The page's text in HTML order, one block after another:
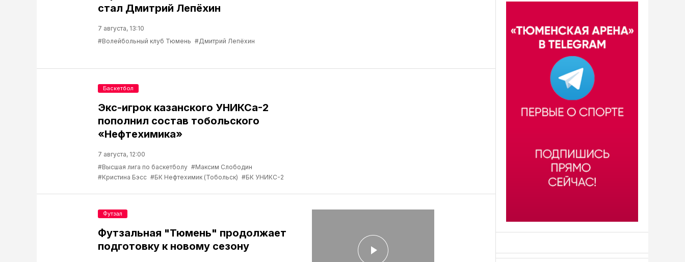
стал Дмитрий Лепёхин
7 августа, 13:10
#Волейбольный клуб Тюмень #Дмитрий Лепёхин
Экс-игрок казанского УНИКСа-2
пополнил состав тобольского
«Нефтехимика»
7 августа, 12:00
#Высшая лига по баскетболу #Максим Слободин
#Кристина Бэсс #БК Нефтехимик (Тобольск) #БК УНИКС-2
Баскетбол
Футзальная "Тюмень" продолжает
подготовку к новому сезону
Футзал